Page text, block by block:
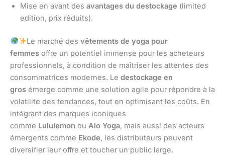
Mise en avant des avantages du destockage (limited
edition, prix réduits).
Le marché desvêtements de yoga pour
femmes offre un potentiel immense pour les acheteurs
professionnels, à condition de maîtriser les attentes des
consommatrices modernes. Le destockage en
gros émerge comme une solution agile pour répondre à la
volatilité des tendances, tout en optimisant les coûts. En
intégrant des marques iconiques
comme Lululemon ou Alo Yoga, mais aussi des acteurs
émergents comme Ekode, les distributeurs peuvent
diversifier leur offre et toucher un public large.